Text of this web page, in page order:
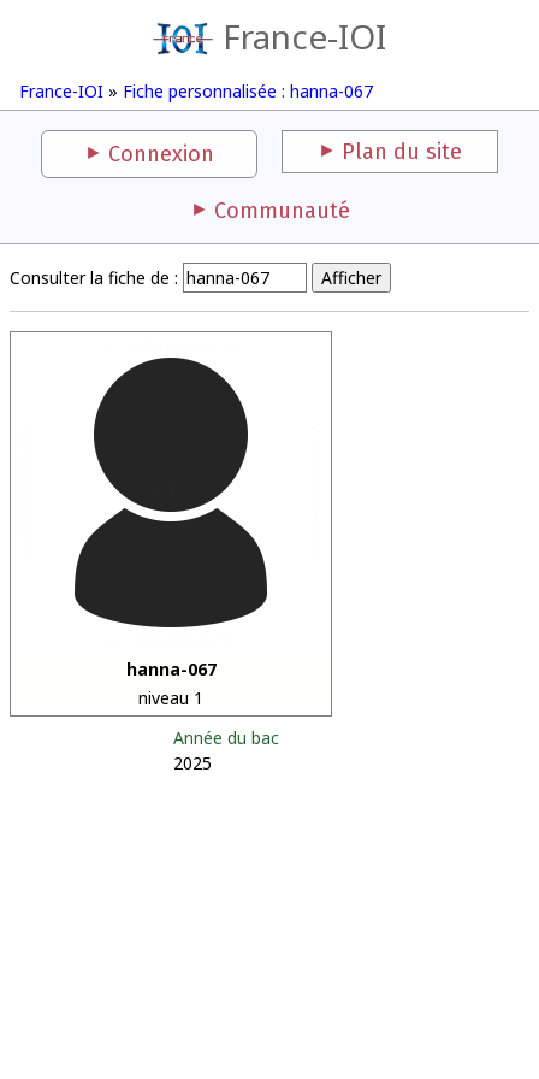
France-IOI
France-IOI » Fiche personnalisée : hanna-067
Connexion Plan du site
Communauté
Consulter la fiche de :
hanna-067
niveau 1
Année du bac
2025